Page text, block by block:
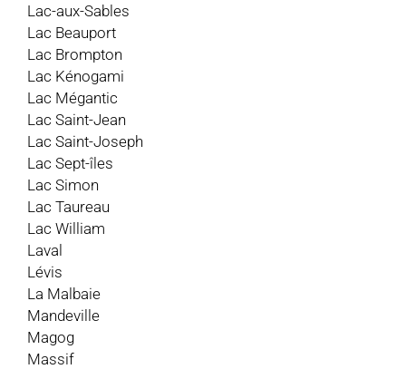
Lac-aux-Sables
Lac Beauport
Lac Brompton
Lac Kénogami
Lac Mégantic
Lac Saint-Jean
Lac Saint-Joseph
Lac Sept-îles
Lac Simon
Lac Taureau
Lac William
Laval
Lévis
La Malbaie
Mandeville
Magog
Massif